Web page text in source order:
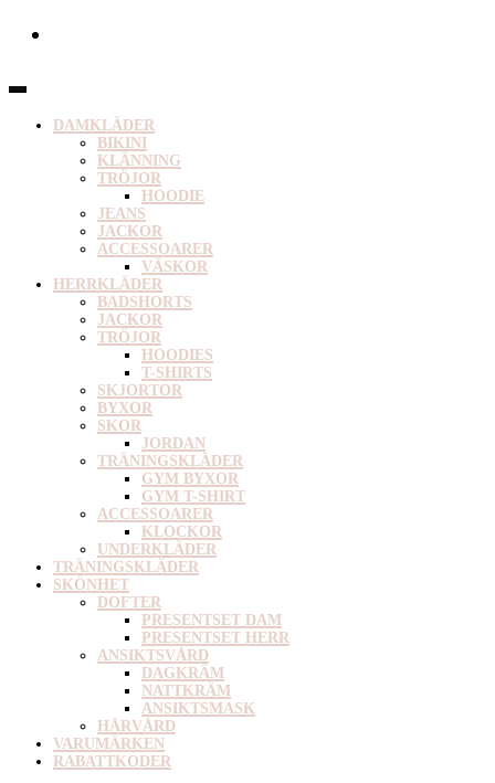
DAMKLÄDER
BIKINI
KLÄNNING
TRÖJOR
HOODIE
JEANS
JACKOR
ACCESSOARER
VÄSKOR
HERRKLÄDER
BADSHORTS
JACKOR
TRÖJOR
HOODIES
T-SHIRTS
SKJORTOR
BYXOR
SKOR
JORDAN
TRÄNINGSKLÄDER
GYM BYXOR
GYM T-SHIRT
ACCESSOARER
KLOCKOR
UNDERKLÄDER
TRÄNINGSKLÄDER
SKÖNHET
DOFTER
PRESENTSET DAM
PRESENTSET HERR
ANSIKTSVÅRD
DAGKRÄM
NATTKRÄM
ANSIKTSMASK
HÅRVÅRD
VARUMÄRKEN
RABATTKODER